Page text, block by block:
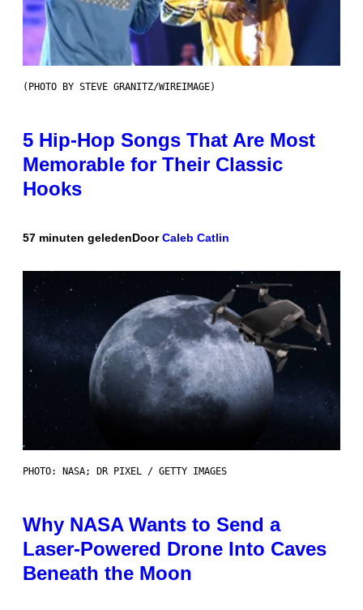
(PHOTO BY STEVE GRANITZ/WIREIMAGE)
5 Hip-Hop Songs That Are Most
Memorable for Their Classic
Hooks
57 minuten geledenDoorCaleb Catlin
PHOTO: NASA; DR PIXEL / GETTY IMAGES
Why NASA Wants to Send a
Laser-Powered Drone Into Caves
Beneath the Moon